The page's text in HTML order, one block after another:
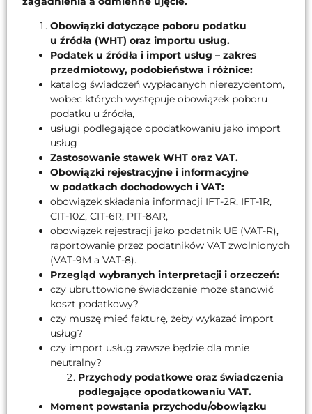
Obowiązki dotyczące poboru podatku
u źródła (WHT) oraz importu usług.
Podatek u źródła i import usług – zakres
przedmiotowy, podobieństwa i różnice:
katalog świadczeń wypłacanych nierezydentom,
wobec których występuje obowiązek poboru
podatku u źródła,
usługi podlegające opodatkowaniu jako import
usług
Zastosowanie stawek WHT oraz VAT.
Obowiązki rejestracyjne i informacyjne
w podatkach dochodowych i VAT:
obowiązek składania informacji IFT-2R, IFT-1R,
CIT-10Z, CIT-6R, PIT-8AR,
obowiązek rejestracji jako podatnik UE (VAT-R),
raportowanie przez podatników VAT zwolnionych
(VAT-9M a VAT-8).
Przegląd wybranych interpretacji i orzeczeń:
czy ubruttowione świadczenie może stanowić
koszt podatkowy?
czy muszę mieć fakturę, żeby wykazać import
usług?
czy import usług zawsze będzie dla mnie
neutralny?
Przychody podatkowe oraz świadczenia
podlegające opodatkowaniu VAT.
Moment powstania przychodu/obowiązku